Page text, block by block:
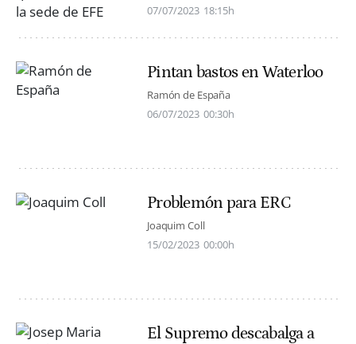
07/07/2023 18:15h
Pintan bastos en Waterloo
Ramón de España
06/07/2023 00:30h
Problemón para ERC
Joaquim Coll
15/02/2023 00:00h
El Supremo descabalga a